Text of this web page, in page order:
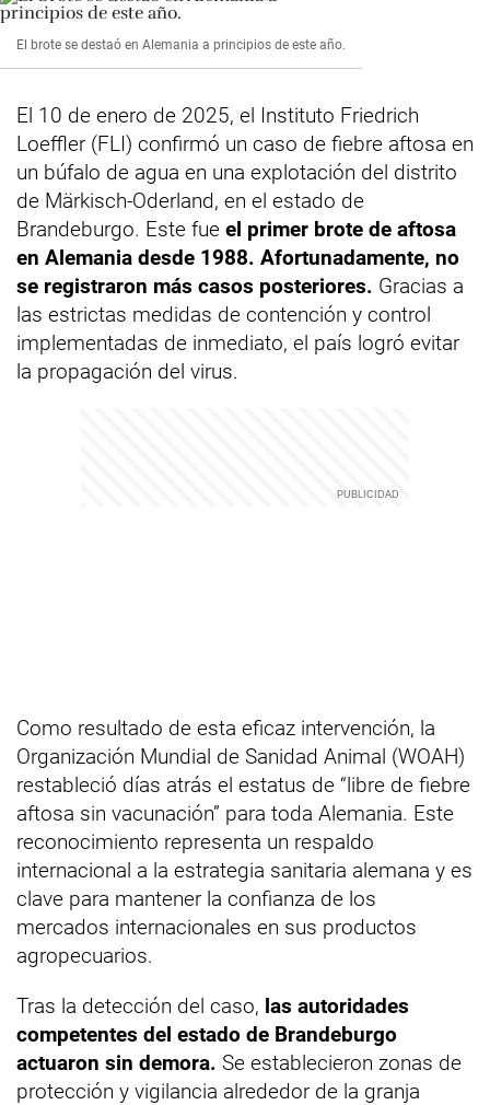
El brote se destaó en Alemania a principios de este año.
El 10 de enero de 2025, el Instituto Friedrich
Loeffler (FLI) confirmó un caso de fiebre aftosa en
un búfalo de agua en una explotación del distrito
de Märkisch-Oderland, en el estado de
Brandeburgo. Este fue el primer brote de aftosa
en Alemania desde 1988. Afortunadamente, no
se registraron más casos posteriores. Gracias a
las estrictas medidas de contención y control
implementadas de inmediato, el país logró evitar
la propagación del virus.
Como resultado de esta eficaz intervención, la
Organización Mundial de Sanidad Animal (WOAH)
restableció días atrás el estatus de “libre de fiebre
aftosa sin vacunación” para toda Alemania. Este
reconocimiento representa un respaldo
internacional a la estrategia sanitaria alemana y es
clave para mantener la confianza de los
mercados internacionales en sus productos
agropecuarios.
Tras la detección del caso, las autoridades
competentes del estado de Brandeburgo
actuaron sin demora. Se establecieron zonas de
protección y vigilancia alrededor de la granja